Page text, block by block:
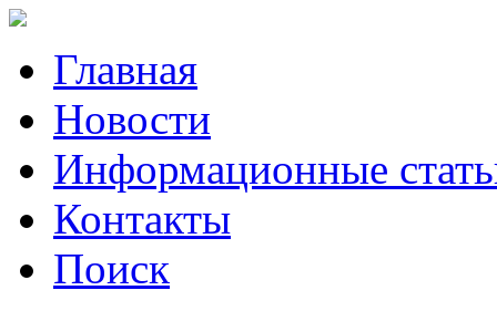
Главная
Новости
Информационные
Контакты
Поиск